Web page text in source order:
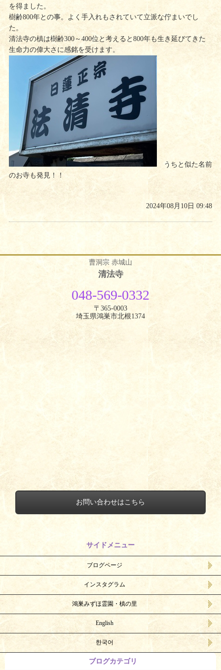
を得ました。
樹齢800年との事。よく手入れもされていて立派な佇まいでし
た。
清法寺の槙は樹齢300～400位と考えると800年も生き延びてきた
生命力の偉大さに感銘を受けます。
うちと似た名前
のお寺も発見！！
2024年08月10日 09:48
曹洞宗 赤城山
清法寺
048-569-0332
〒365-0003
埼玉県鴻巣市北根1374
お問い合わせはこちら
サイドメニュー
ブログページ
インスタグラム
鴻巣みずほ霊園・槙の里
English
한국어
ブログカテゴリ